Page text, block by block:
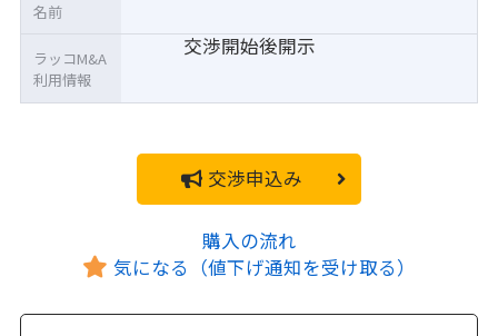
交渉開始後開示
名前
ラッコM&A
利用情報
交渉申込み
購入の流れ
気になる（値下げ通知を受け取る）